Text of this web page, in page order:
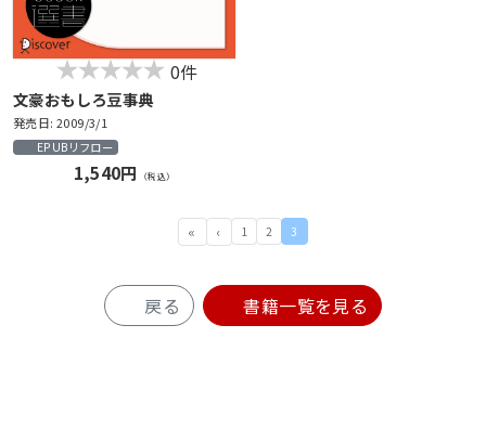
0件
文豪おもしろ豆事典
発売日: 2009/3/1
EPUBリフロー
1,540円 （税込）
1 2 3
戻る 書籍一覧を見る